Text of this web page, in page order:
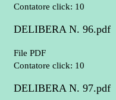
Contatore click: 10
DELIBERA N. 96.pdf
File PDF
Contatore click: 10
DELIBERA N. 97.pdf